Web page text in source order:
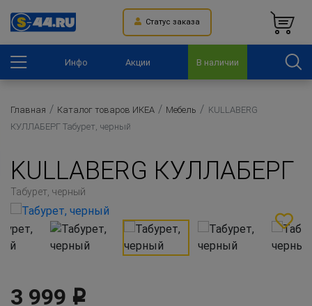
Статус заказа
Инфо Акции В наличии
Главная Каталог товаров ИКЕА Мебель
KULLABERG
КУЛЛАБЕРГ Табурет, черный
KULLABERG КУЛЛАБЕРГ
Табурет, черный
3 999 Р